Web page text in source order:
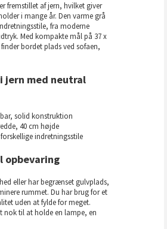
fremstillet af jern, hvilket giver
i mange år. Den varme grå
fra moderne
Med kompakte mål på 37 x
bordet plads ved sofaen,
jern med neutral
solid konstruktion
40 cm højde
indretningsstile
opbevaring
eller har begrænset gulvplads,
rummet. Du har brug for et
uden at fylde for meget.
nok til at holde en lampe, en